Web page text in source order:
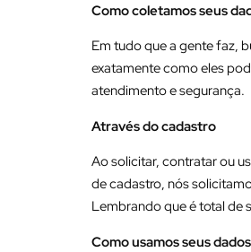
Como coletamos seus
Em tudo que a gente faz,
exatamente como eles
atendimento e segurança.
Através do cadastro
Ao solicitar, contratar ou
de cadastro, nós
Lembrando que é total de
Como usamos seus dados